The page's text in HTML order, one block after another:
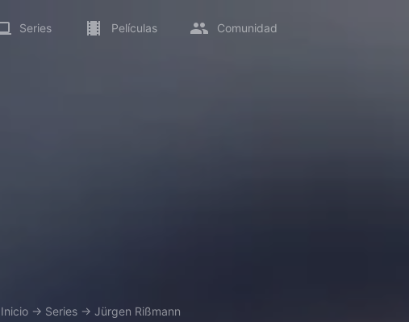
Series Películas Comunidad
Inicio → Series → Jürgen Rißmann